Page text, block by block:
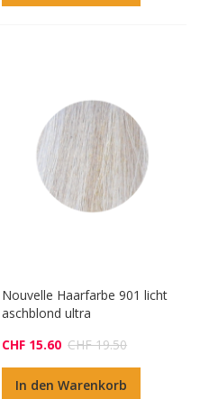
Nouvelle Haarfarbe 901 licht
aschblond ultra
CHF 15.60 CHF 19.50
In den Warenkorb